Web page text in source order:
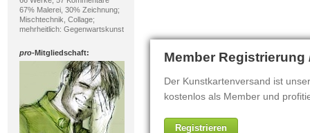
67% Malerei, 30% Zeichnung;
Mischtechnik, Collage;
mehrheitlich: Gegenwartskunst
pro-Mitgliedschaft: